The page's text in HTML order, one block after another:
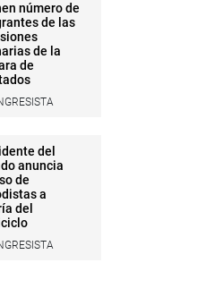
número de
de las
de la
de
del
anuncia
de
a
del